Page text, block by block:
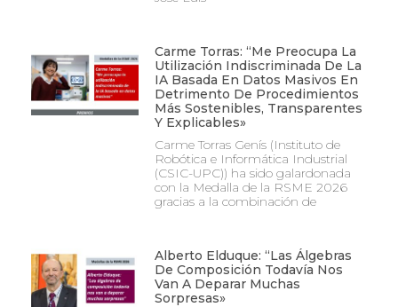
Carme Torras: “Me Preocupa La
Utilización Indiscriminada De La
IA Basada En Datos Masivos En
Detrimento De Procedimientos
Más Sostenibles, Transparentes
Y Explicables»
Carme Torras Genís (Instituto de
Robótica e Informática Industrial
(CSIC-UPC)) ha sido galardonada
con la Medalla de la RSME 2026
gracias a la combinación de
Alberto Elduque: “Las Álgebras
De Composición Todavía Nos
Van A Deparar Muchas
Sorpresas»